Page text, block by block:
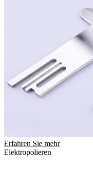
Erfahren Sie mehr
Elektropolieren